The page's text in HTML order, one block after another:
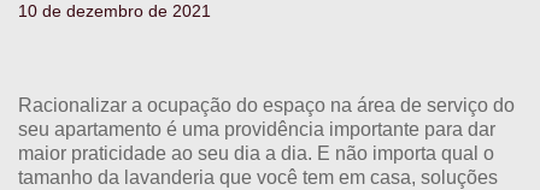
10 de dezembro de 2021
Racionalizar a ocupação do espaço na área de serviço do
seu apartamento é uma providência importante para dar
maior praticidade ao seu dia a dia. E não importa qual o
tamanho da lavanderia que você tem em casa, soluções